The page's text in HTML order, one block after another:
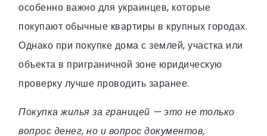
особенно важно для украинцев, которые
покупают обычные квартиры в крупных городах.
Однако при покупке дома с землей, участка или
объекта в приграничной зоне юридическую
проверку лучше проводить заранее.
Покупка жилья за границей — это не только
вопрос денег, но и вопрос документов,